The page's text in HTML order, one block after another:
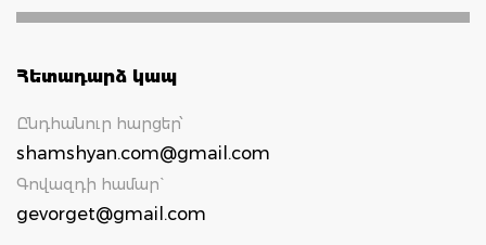
Հետադարձ կապ
Ընդհանուր հարցեր՝
shamshyan.com@gmail.com
Գովազդի համար`
gevorget@gmail.com